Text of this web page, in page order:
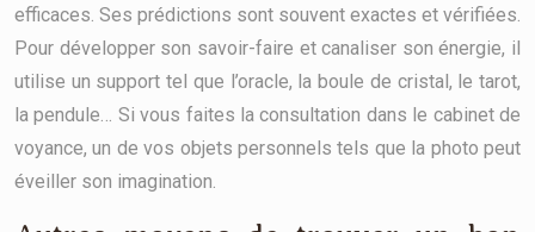
efficaces. Ses prédictions sont souvent exactes et vérifiées.
Pour développer son savoir-faire et canaliser son énergie, il
utilise un support tel que l’oracle, la boule de cristal, le tarot,
la pendule… Si vous faites la consultation dans le cabinet de
voyance, un de vos objets personnels tels que la photo peut
éveiller son imagination.